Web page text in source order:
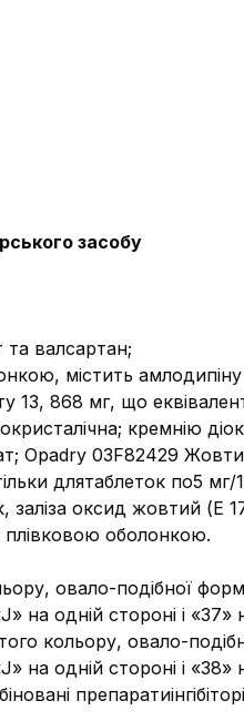
засобу
та валсартан;
містить
13, 868 мг, що
кремнію
Opadry 03F82429
длятаблеток по5
заліза оксид жовтий
плівковою оболонкою.
овало-подібної
одній стороні і «37»
кольору, овало-
одній стороні і «38»